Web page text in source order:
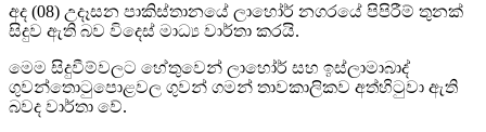
අද (08) උදෑසන පාකිස්තානයේ ලාහෝර් නගරයේ පිපිරීම් තුනක්
සිදුව ඇති බව විදෙස් මාධ්‍ය වාර්තා කරයි.
මෙම සිදුවීම්වලට හේතුවෙන් ලාහෝර් සහ ඉස්ලාමාබාද්
ගුවන්තොටුපොළවල ගුවන් ගමන් තාවකාලිකව අත්හිටුවා ඇති
බවද වාර්තා වේ.